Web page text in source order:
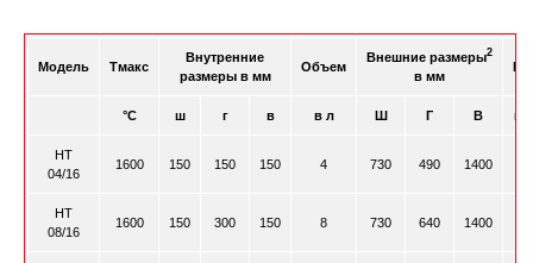
Модель Tмакс
Внутренние
размеры в мм
Объем
Внешние размеры2
в мм
°C ш г в в л Ш Г В
HT
04/16
1600 150 150 150 4 730 490 1400
HT
08/16
1600 150 300 150 8 730 640 1400